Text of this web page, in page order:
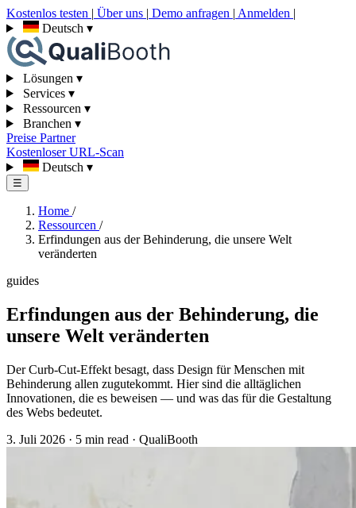
Kostenlos testen | Über uns | Demo anfragen | Anmelden |
Deutsch ▾
Lösungen ▾
Services ▾
Ressourcen ▾
Branchen ▾
Preise Partner
Kostenloser URL-Scan
Deutsch ▾
☰
Home /
Ressourcen /
Erfindungen aus der Behinderung, die unsere Welt
veränderten
guides
Erfindungen aus der Behinderung, die
unsere Welt veränderten
Der Curb-Cut-Effekt besagt, dass Design für Menschen mit
Behinderung allen zugutekommt. Hier sind die alltäglichen
Innovationen, die es beweisen — und was das für die Gestaltung
des Webs bedeutet.
3. Juli 2026 · 5 min read · QualiBooth